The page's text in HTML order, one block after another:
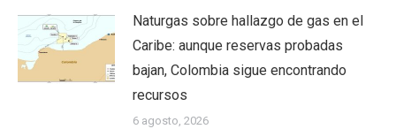
Naturgas sobre hallazgo de gas en el
Caribe: aunque reservas probadas
bajan, Colombia sigue encontrando
recursos
6 agosto, 2026